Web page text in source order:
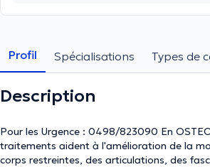
Profil Spécialisations Types de
Description
Pour les Urgence : 0498/823090 En OSTEOPATHIE, les
traitements aident à l'amélioration de la
corps restreintes, des articulations, des